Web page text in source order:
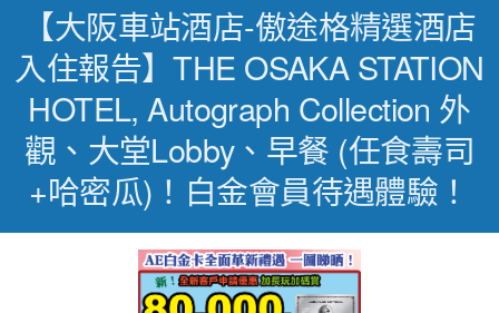
【大阪車站酒店-傲途格精選酒店
入住報告】THE OSAKA STATION
HOTEL, Autograph Collection 外
觀、大堂lobby、早餐 (任食壽司
+哈密瓜)！白金會員待遇體驗！